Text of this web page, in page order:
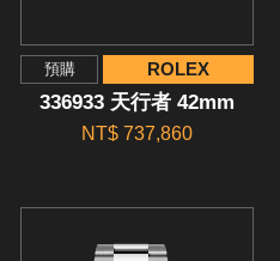
預購 ROLEX
336933 天行者 42mm
NT$ 737,860